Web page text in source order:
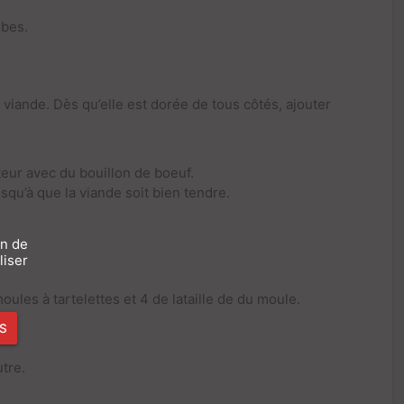
Dès qu’elle est dorée de tous côtés, ajouter
avec du bouillon de boeuf.
que la viande soit bien tendre.
à tartelettes et 4 de lataille de du moule.
de